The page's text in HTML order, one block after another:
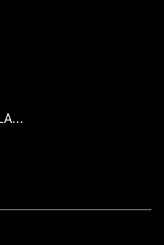
Sonnenschutzsystem WICSOLAIRE